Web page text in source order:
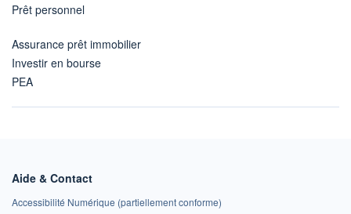
Prêt personnel
Assurance prêt immobilier
Investir en bourse
PEA
Aide & Contact
Accessibilité Numérique (partiellement conforme)